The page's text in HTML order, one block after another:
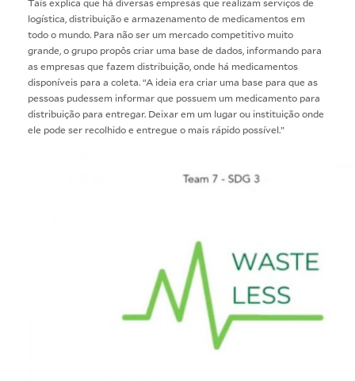
Taís explica que há diversas empresas que realizam serviços de
logística, distribuição e armazenamento de medicamentos em
todo o mundo. Para não ser um mercado competitivo muito
grande, o grupo propôs criar uma base de dados, informando para
as empresas que fazem distribuição, onde há medicamentos
disponíveis para a coleta. “A ideia era criar uma base para que as
pessoas pudessem informar que possuem um medicamento para
distribuição para entregar. Deixar em um lugar ou instituição onde
ele pode ser recolhido e entregue o mais rápido possível.”